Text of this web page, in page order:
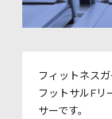
フィットネス
フットサルFリ
サーです。